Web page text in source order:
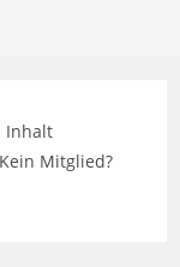
Inhalt
Mitglied?